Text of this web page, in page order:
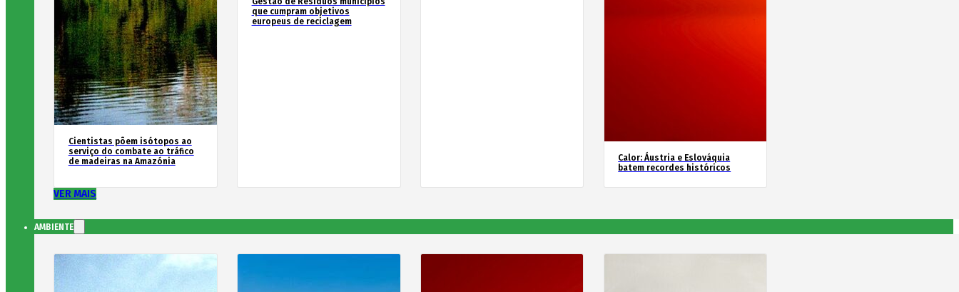
Cientistas põem isótopos ao
serviço do combate ao tráfico
de madeiras na Amazónia
que cumpram objetivos
europeus de reciclagem
Calor: Áustria e Eslováquia
batem recordes históricos
VER MAIS
AMBIENTE